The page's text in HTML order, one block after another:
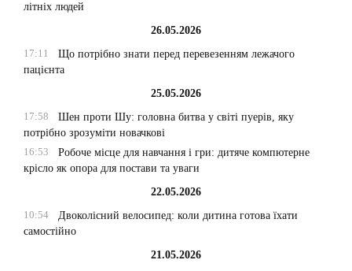
літніх людей
26.05.2026
17:11
Що потрібно знати перед перевезенням лежачого
пацієнта
25.05.2026
17:58
Шен проти Шу: головна битва у світі пуерів, яку
потрібно зрозуміти новачкові
16:53
Робоче місце для навчання і гри: дитяче компютерне
крісло як опора для постави та уваги
22.05.2026
10:54
Двоколісний велосипед: коли дитина готова їхати
самостійно
21.05.2026